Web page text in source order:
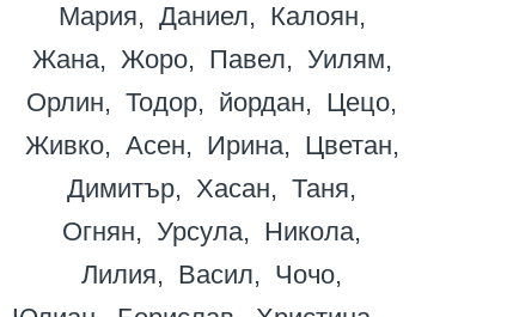
Мария
Даниел
Калоян
Жана
Жоро Павел
Уилям
Орлин
Тодор йордан
Цецо
Живко
Асен Ирина
Цветан
Димитър
Хасан
Таня
Огнян
Урсула
Никола
Лилия
Васил
Чочо